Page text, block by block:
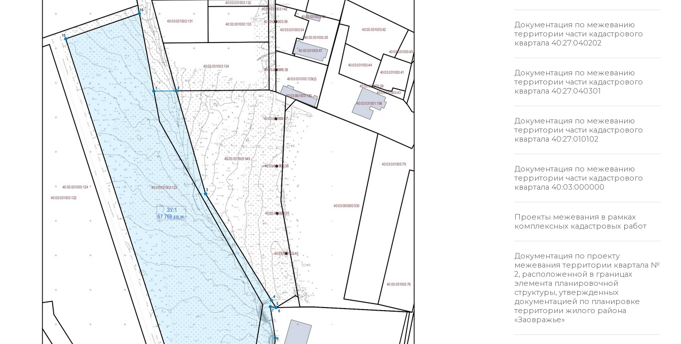
Документация по межеванию
территории части кадастрового
квартала 40:27:040202
Документация по межеванию
территории части кадастрового
квартала 40:27:040301
Документация по межеванию
территории части кадастрового
квартала 40:27:010102
Документация по межеванию
территории части кадастрового
квартала 40:03:000000
Проекты межевания в рамках
комплексных кадастровых работ
Документация по проекту
межевания территории квартала №
2, расположенной в границах
элемента планировочной
структуры, утвержденных
документацией по планировке
территории жилого района
«Заовражье»